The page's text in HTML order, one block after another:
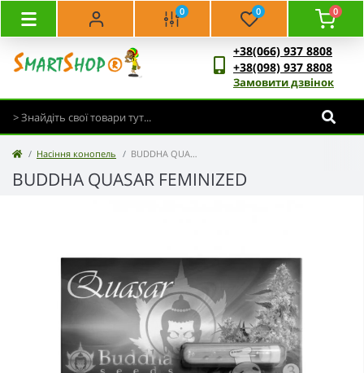
0 0 0
+38(066) 937 8808
+38(098) 937 8808
Замовити дзвінок
Насіння конопель BUDDHA QUASAR FEMINIZED
BUDDHA QUASAR FEMINIZED